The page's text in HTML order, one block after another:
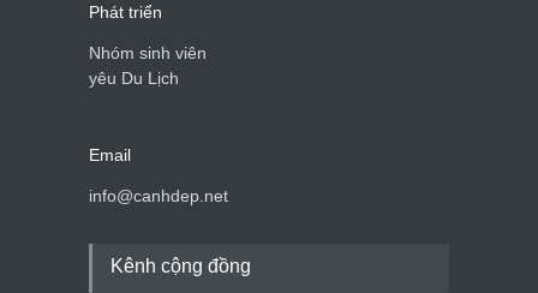
Phát triển
Nhóm sinh viên
yêu Du Lịch
Email
info@canhdep.net
Kênh cộng đồng